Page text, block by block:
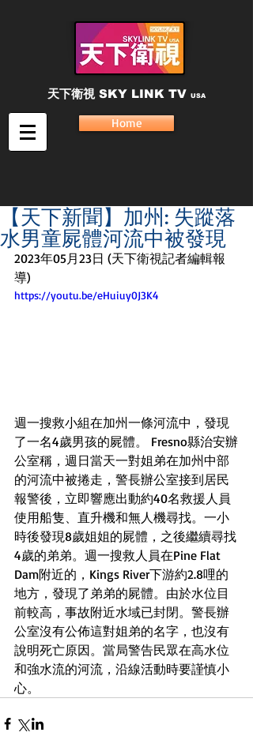
天下衛視 SKY LINK TV USA
Home
【天下新聞】加州: 失蹤落
水男童屍體河流中被發現
2023年05月23日 (天下衛視記者編輯報
導)
https://youtu.be/eHuiuy0J3K4
週一搜救小組在加州一條河流中，發現
了一名4歲男孩的屍體。 Fresno縣治安辦
公室稱，週日當天一對姐弟在加州中部
的河流中被捲走，警長辦公室接到居民
報警後，立即響應出動約40名救援人員
使用船隻、直升機和無人機尋找。一小
時後發現8歲姐姐的屍體，之後繼續尋找
4歲的弟弟。週一搜救人員在Pine Flat
Dam附近的，Kings River下游約2.8哩的
地方，發現了弟弟的屍體。由於水位目
前較高，事故附近水域已封閉。警長辦
公室沒有公佈這對姐弟的名字，也沒有
說明死亡原因。當局警告民眾在高水位
和強水流的河流，沿線活動時要謹慎小
心。